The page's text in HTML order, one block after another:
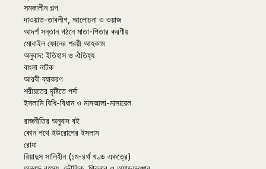
সমকালীন গল্প
দাওয়াত-তাবলীগ, আলোচনা ও ওয়াজ
আদর্শ সন্তান গঠনে মাতা-পিতার করণীয়
মোবাইল ফোনের শরয়ী আহকাম
অনুবাদ: ইতিহাস ও ঐতিহ্য
বাংলা নাটক
আরবী ব্যাকরণ
শরীয়তের দৃষ্টিতে পর্দা
ইসলামি বিধি-বিধান ও মাসআলা-মাসায়েল
রাজনীতির অনুবাদ বই
কোন পথে ইউরোপের ইসলাম
রোযা
রিয়াদুস সালিহীন (১ম-৪র্থ খণ্ড একত্রে)